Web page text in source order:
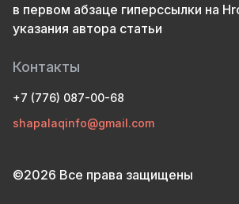
в первом абзаце гиперссылки на
указания автора статьи
Контакты
+7 (776) 087-00-68
shapalaqinfo@gmail.com
©2026 Все права защищены